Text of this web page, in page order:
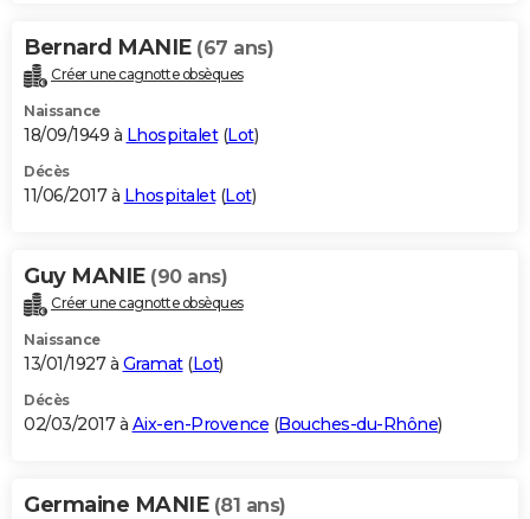
Bernard MANIE (67 ans)
Créer une cagnotte obsèques
Naissance
18/09/1949 à Lhospitalet(Lot)
Décès
11/06/2017 à Lhospitalet(Lot)
Guy MANIE (90 ans)
Créer une cagnotte obsèques
Naissance
13/01/1927 à Gramat(Lot)
Décès
02/03/2017 à Aix-en-Provence (Bouches-du-Rhône)
Germaine MANIE (81 ans)